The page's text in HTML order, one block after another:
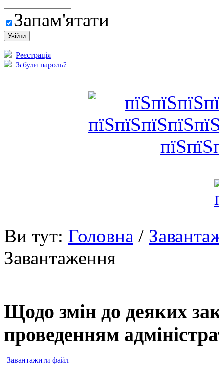
Запам'ятати
Реєстрація
Забули пароль?
Ви тут: Головна /
Завантаження
Щодо змін до деяких
проведенням
Завантажити файл